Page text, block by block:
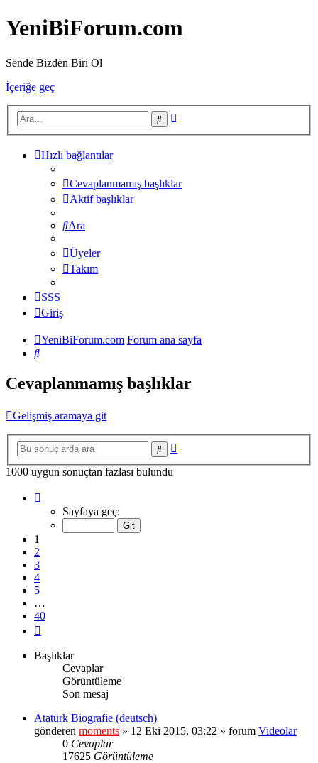
YeniBiForum.com
Sende Bizden Biri Ol
İçeriğe geç
Ara
Hızlı bağlantılar
Cevaplanmamış başlıklar
Aktif başlıklar
Ara
Üyeler
Takım
SSS
Giriş
YeniBiForum.com Forum ana sayfa
Ara
Cevaplanmamış başlıklar
Gelişmiş aramaya git
Ara
1000 uygun sonuçtan fazlası bulundu
sayfa
(Toplam
Sayfaya geç:
1
2
3
4
5
…
40
Başlıklar
Cevaplar
Görüntüleme
Son mesaj
Atatürk Biografie (deutsch)
gönderen moments » 12 Eki 2015, 03:22 » forum Videolar
0 Cevaplar
17625 Görüntüleme